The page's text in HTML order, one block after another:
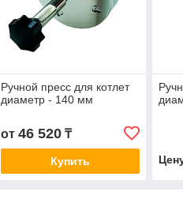
Ручной пресс для котлет
диаметр - 140 мм
от 46 520₸
Купить